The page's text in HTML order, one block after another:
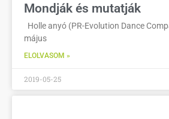
Mondják és mutatják
Holle anyó (PR-Evolution Dance
május
ELOLVASOM »
2019-05-25